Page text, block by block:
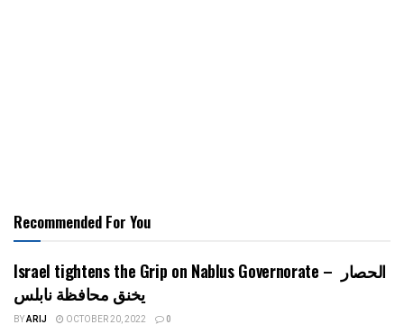
Recommended For You
Israel tightens the Grip on Nablus Governorate – الحصار
يخنق محافظة نابلس
BYARIJ OCTOBER 20, 2022 0